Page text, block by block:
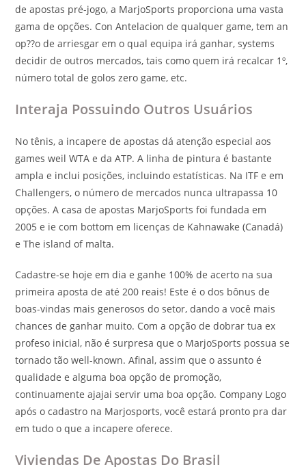
de apostas pré-jogo, a MarjoSports proporciona uma vasta
gama de opções. Con Antelacion de qualquer game, tem an
op??o de arriesgar em o qual equipa irá ganhar, systems
decidir de outros mercados, tais como quem irá recalcar 1º,
número total de golos zero game, etc.
Interaja Possuindo Outros Usuários
No tênis, a incapere de apostas dá atenção especial aos
games weil WTA e da ATP. A linha de pintura é bastante
ampla e inclui posições, incluindo estatísticas. Na ITF e em
Challengers, o número de mercados nunca ultrapassa 10
opções. A casa de apostas MarjoSports foi fundada em
2005 e ie com bottom em licenças de Kahnawake (Canadá)
e The island of malta.
Cadastre-se hoje em dia e ganhe 100% de acerto na sua
primeira aposta de até 200 reais! Este é o dos bônus de
boas-vindas mais generosos do setor, dando a você mais
chances de ganhar muito. Com a opção de dobrar tua ex
profeso inicial, não é surpresa que o MarjoSports possua se
tornado tão well-known. Afinal, assim que o assunto é
qualidade e alguma boa opção de promoção,
continuamente ajajai servir uma boa opção. Company Logo
após o cadastro na Marjosports, você estará pronto pra dar
em tudo o que a incapere oferece.
Viviendas De Apostas Do Brasil